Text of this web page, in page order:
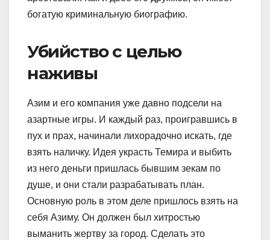
богатую криминальную биографию.
Убийство с целью
наживы
Азим и его компания уже давно подсели на
азартные игры. И каждый раз, проигравшись в
пух и прах, начинали лихорадочно искать, где
взять наличку. Идея украсть Темира и выбить
из него деньги пришлась бывшим зекам по
душе, и они стали разрабатывать план.
Основную роль в этом деле пришлось взять на
себя Азиму. Он должен был хитростью
выманить жертву за город. Сделать это